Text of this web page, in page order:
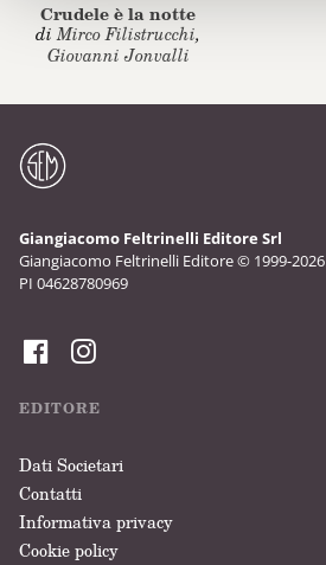
Crudele è la notte
diMirco Filistrucchi,
Giovanni Jonvalli
Giangiacomo Feltrinelli Editore Srl
Giangiacomo Feltrinelli Editore © 1999-2026
PI 04628780969
EDITORE
Dati Societari
Contatti
Informativa privacy
Cookie policy